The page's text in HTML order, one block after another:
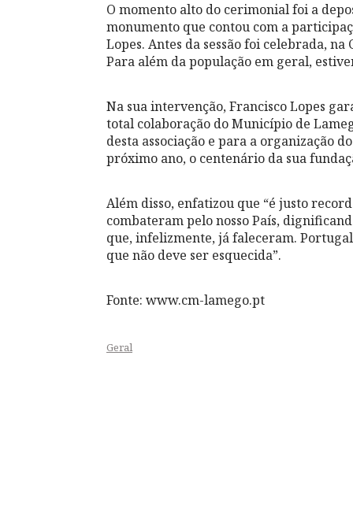
O momento alto do cerimonial foi a
monumento que contou com a
Lopes. Antes da sessão foi celebrada,
Para além da população em geral,
Na sua intervenção, Francisco Lopes
total colaboração do Município de
desta associação e para a organização
próximo ano, o centenário da sua
Além disso, enfatizou que “é justo
combateram pelo nosso País,
que, infelizmente, já faleceram.
que não deve ser esquecida”.
Fonte: www.cm-lamego.pt
Geral